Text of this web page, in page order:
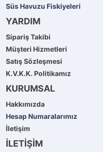
Süs Havuzu Fiskiyeleri
YARDIM
Sipariş Takibi
Müşteri Hizmetleri
Satış Sözleşmesi
K.V.K.K. Politikamız
KURUMSAL
Hakkımızda
Hesap Numaralarımız
İletişim
İLETİŞİM